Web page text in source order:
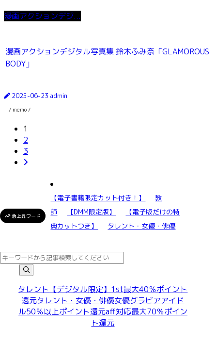
漫画アクションデジ...
漫画アクションデジタル写真集 鈴木ふみ奈「GLAMOROUS
BODY」
2025-06-23 admin
/ memo /
1
2
3
急上昇ワード
【電子書籍限定カット付き！】
教
師
【DMM限定版】
【電子版だけの特
典カットつき】
タレント・女優・俳優
タレント 【デジタル限定】 1st最大40％ポイント
還元タレント・女優・俳優女優グラビアアイド
ル50％以上ポイント還元aff対応最大70％ポイン
ト還元